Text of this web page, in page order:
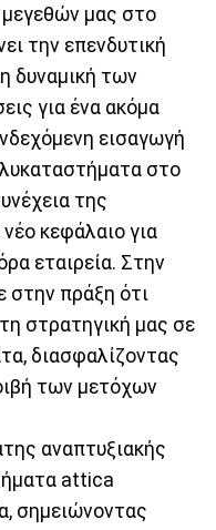
μας στο
την επενδυτική
δυναμική των
για ένα ακόμα
εισαγωγή
στο
της
κεφάλαιο για
εταιρεία. Στην
στην πράξη ότι
στρατηγική μας σε
διασφαλίζοντας
των μετόχων
αναπτυξιακής
attica
σημειώνοντας